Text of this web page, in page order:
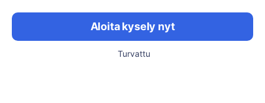
Aloita kysely nyt
Turvattu